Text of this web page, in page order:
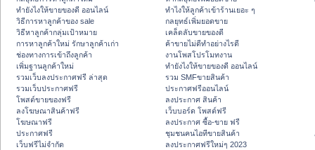
ทํายังไงให้ขายของดี ออนไลน์
วิธีการหาลูกค้าของ sale
วิธีหาลูกค้ากลุ่มเป้าหมาย
การหาลูกค้าใหม่ รักษาลูกค้าเก่า
ช่องทางการเข้าถึงลูกค้า
เพิ่มฐานลูกค้าใหม่
รวมเว็บลงประกาศฟรี ล่าสุด
รวมเว็บประกาศฟรี
โพสต์ขายของฟรี
ลงโฆษณาสินค้าฟรี
โฆษณาฟรี
ประกาศฟรี
เว็บฟรีไม่จำกัด
ทําไงให้ลูกค้าเข้าร้านเยอะ ๆ
กลยุทธ์เพิ่มยอดขาย
เคล็ดลับขายของดี
ค้าขายไม่ดีทำอย่างไรดี
งานโพสโปรโมทงาน
ทํายังไงให้ขายของดี ออนไลน์
รวม SMFขายสินค้า
ประกาศฟรีออนไลน์
ลงประกาศ สินค้า
เว็บบอร์ด โพสต์ฟรี
ลงประกาศ ซื้อ-ขาย ฟรี
ชุมชนคนไอทีขายสินค้า
ลงประกาศฟรีใหม่ๆ 2023